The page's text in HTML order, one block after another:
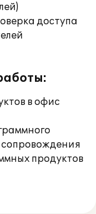
доступа
в офис
сопровождения
продуктов